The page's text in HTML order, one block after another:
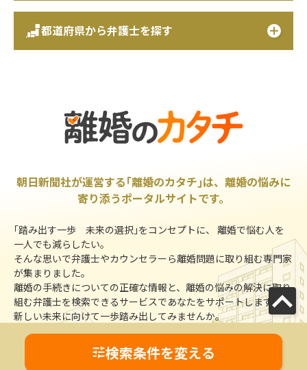
都道府県から弁護士を探す
検索条件を変える
朝日新聞社が運営する｢離婚のカタチ｣は、離婚の悩みに
寄り添うポータルサイトです。
｢踏み出す一歩 未来の選択｣をコンセプトに、 離婚で悩む人を
一人でも減らしたい。
そんな思いで弁護士やカウンセラーら離婚問題に取り組む専門家
が集まりました。
離婚の手続きについての正確な情報と、離婚の悩みの解決に取り
組む弁護士を検索できるサービスであなたをサポートします。
新しい未来に向けて一歩踏み出してみませんか。